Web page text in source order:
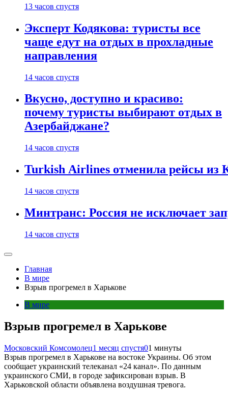
13 часов спустя
Эксперт Кодякова: туристы все
чаще едут на отдых в прохладные
направления
14 часов спустя
Вкусно, доступно и красиво:
почему туристы выбирают отдых в
Азербайджане?
14 часов спустя
Turkish Airlines отменила рейсы из
14 часов спустя
Минтранс: Россия не исключает
14 часов спустя
Главная
В мире
Взрыв прогремел в Харькове
В мире
Взрыв прогремел в Харькове
Московский Комсомолец1 месяц спустя01 минуты
Взрыв прогремел в Харькове на востоке Украины. Об этом
сообщает украинский телеканал «24 канал». По данным
украинского СМИ, в городе зафиксирован взрыв. В
Харьковской области объявлена воздушная тревога.